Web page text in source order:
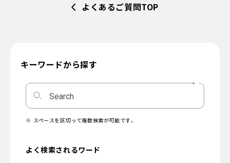
よくあるご質問TOP
キーワードから探す
スペースを区切って複数検索が可能です。
よく検索されるワード